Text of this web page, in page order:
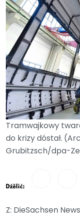
Tramwajkowy
do krizy dóstał.
Grubitzsch/dpa-
Dźělić:
Z: DieSachsen News